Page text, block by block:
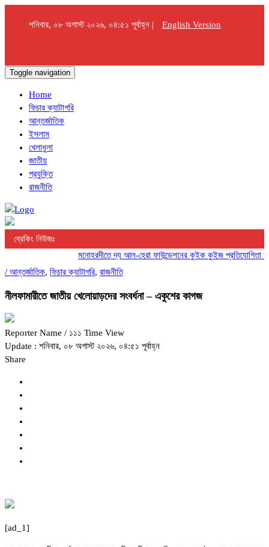
শনিবার, ০৮ অগাস্ট ২০২৬, ০৪:৫১ পূর্বাহ্ন | English Version
Toggle navigation
Home
ফিচার ক্যাটাগরি
আন্তর্জাতিক
ইসলাম
খেলাধুলা
জাতীয়
প্রযুক্তি
রাজনীতি
ব্রেকিং নিউজঃ
মনোহরদীতে দ্য আল-হেরা ফাউন্ডেশনের কুইক কুইজ প্রতিযোগিতা
/ আন্তর্জাতিক, ফিচার ক্যাটাগরি, রাজনীতি
নীলফামারীতে জাতীয় খেলোয়াড়দের সংবর্ধনা – একুশের কাগজ
Reporter Name / ১১১ Time View
Update : শনিবার, ০৮ অগাস্ট ২০২৬, ০৪:৫১ পূর্বাহ্ন
Share
[ad_1]